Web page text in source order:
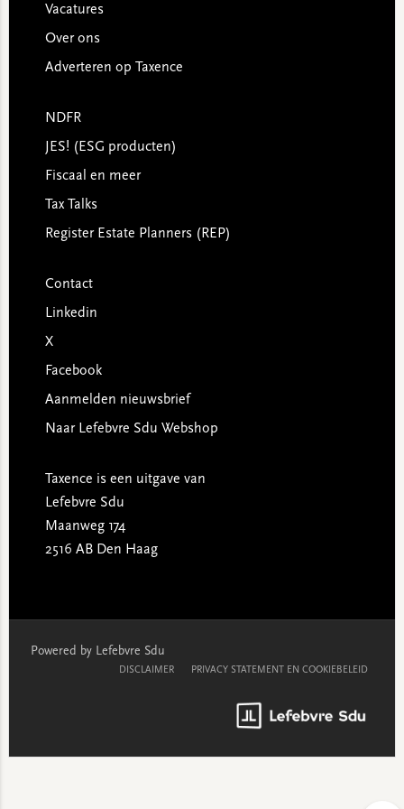
Vacatures
Over ons
Adverteren op Taxence
NDFR
JES! (ESG producten)
Fiscaal en meer
Tax Talks
Register Estate Planners (REP)
Contact
Linkedin
X
Facebook
Aanmelden nieuwsbrief
Naar Lefebvre Sdu Webshop
Taxence is een uitgave van
Lefebvre Sdu
Maanweg 174
2516 AB Den Haag
Powered by Lefebvre Sdu
DISCLAIMER PRIVACY STATEMENT EN COOKIEBELEID